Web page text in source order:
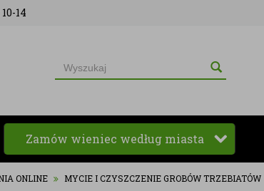
14
Zamów wieniec według miasta
ONLINE MYCIE I CZYSZCZENIE GROBÓW TRZEBIATÓW